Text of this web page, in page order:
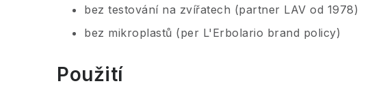
bez testování na zvířatech (partner LAV od 1978)
bez mikroplastů (per L'Erbolario brand policy)
Použití